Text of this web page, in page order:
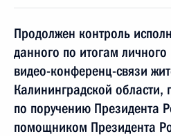
Продолжен контроль
данного по итогам
видео-конференц-связи
Калининградской области,
по поручению Президента
помощником Президента